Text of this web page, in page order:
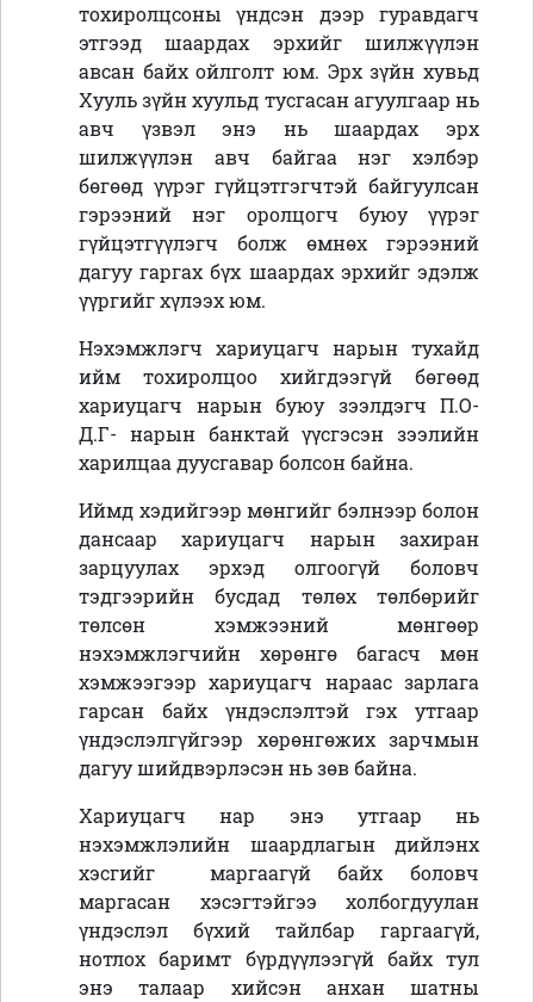
тохиролцсоны үндсэн дээр гуравдагч
этгээд шаардах эрхийг шилжүүлэн
авсан байх ойлголт юм. Эрх зүйн хувьд
Хууль зүйн хуульд тусгасан агуулгаар нь
авч үзвэл энэ нь шаардах эрх
шилжүүлэн авч байгаа нэг хэлбэр
бөгөөд үүрэг гүйцэтгэгчтэй байгуулсан
гэрээний нэг оролцогч буюу үүрэг
гүйцэтгүүлэгч болж өмнөх гэрээний
дагуу гаргах бүх шаардах эрхийг эдэлж
үүргийг хүлээх юм.
Нэхэмжлэгч хариуцагч нарын тухайд
ийм тохиролцоо хийгдээгүй бөгөөд
хариуцагч нарын буюу зээлдэгч П.О-
Д.Г- нарын банктай үүсгэсэн зээлийн
харилцаа дуусгавар болсон байна.
Иймд хэдийгээр мөнгийг бэлнээр болон
дансаар хариуцагч нарын захиран
зарцуулах эрхэд олгоогүй боловч
тэдгээрийн бусдад төлөх төлбөрийг
төлсөн хэмжээний мөнгөөр
нэхэмжлэгчийн хөрөнгө багасч мөн
хэмжээгээр хариуцагч нараас зарлага
гарсан байх үндэслэлтэй гэх утгаар
үндэслэлгүйгээр хөрөнгөжих зарчмын
дагуу шийдвэрлэсэн нь зөв байна.
Хариуцагч нар энэ утгаар нь
нэхэмжлэлийн шаардлагын дийлэнх
хэсгийг маргаагүй байх боловч
маргасан хэсэгтэйгээ холбогдуулан
үндэслэл бүхий тайлбар гаргаагүй,
нотлох баримт бүрдүүлээгүй байх тул
энэ талаар хийсэн анхан шатны